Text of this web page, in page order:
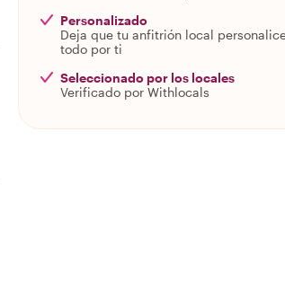
Personalizado
Deja que tu anfitrión local
todo por ti
Seleccionado por los locales
Verificado por Withlocals